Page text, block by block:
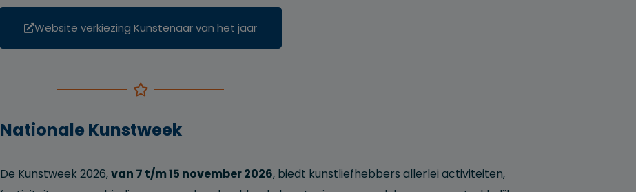
Website verkiezing Kunstenaar van het jaar
Nationale Kunstweek
De Kunstweek 2026,van 7 t/m 15 november 2026, biedt kunstliefhebbers allerlei activiteiten,